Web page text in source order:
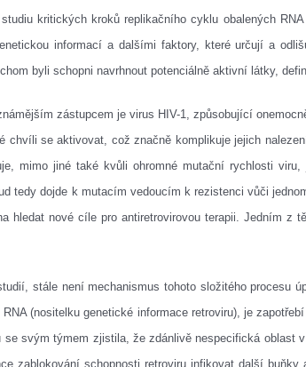
kritických kroků replikačního cyklu obalených
informací a dalšími faktory, které určují a
byli schopni navrhnout potenciálně aktivní látky,
zástupcem je virus HIV-1, způsobující
chvíli se aktivovat, což značně komplikuje jejich
mimo jiné také kvůli ohromné mutační rychlosti
tedy dojde k mutacím vedoucím k rezistenci vůči
hledat nové cíle pro antiretrovirovou terapii. Jedním
stále není mechanismus tohoto složitého procesu
(nositelku genetické informace retroviru), je
svým týmem zjistila, že zdánlivě nespecifická
zablokování schopnosti retroviru infikovat další